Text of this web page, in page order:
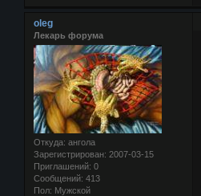
oleg
Лекарь форума
Откуда: ангола
Зарегистрирован: 2007-03-15
Приглашений: 0
Сообщений: 413
Пол: Мужской